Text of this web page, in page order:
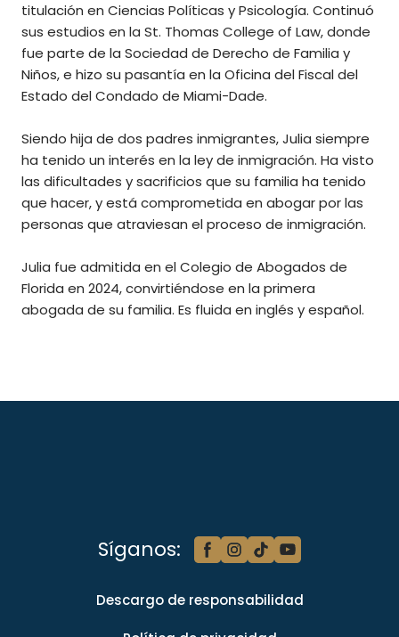
titulación en Ciencias Políticas y Psicología. Continuó
sus estudios en la St. Thomas College of Law, donde
fue parte de la Sociedad de Derecho de Familia y
Niños, e hizo su pasantía en la Oficina del Fiscal del
Estado del Condado de Miami-Dade.
Siendo hija de dos padres inmigrantes, Julia siempre
ha tenido un interés en la ley de inmigración. Ha visto
las dificultades y sacrificios que su familia ha tenido
que hacer, y está comprometida en abogar por las
personas que atraviesan el proceso de inmigración.
Julia fue admitida en el Colegio de Abogados de
Florida en 2024, convirtiéndose en la primera
abogada de su familia. Es fluida en inglés y español.
Síganos:
Descargo de responsabilidad